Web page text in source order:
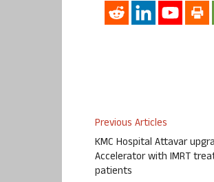
Previous Articles
KMC Hospital Attavar
Accelerator with IMRT
patients